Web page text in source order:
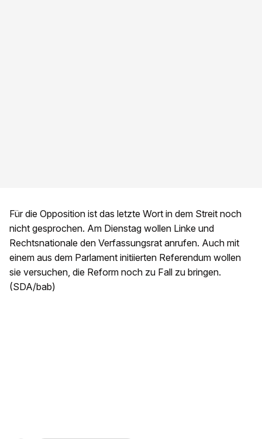
Für die Opposition ist das letzte Wort in dem Streit noch
nicht gesprochen. Am Dienstag wollen Linke und
Rechtsnationale den Verfassungsrat anrufen. Auch mit
einem aus dem Parlament initiierten Referendum wollen
sie versuchen, die Reform noch zu Fall zu bringen.
(SDA/bab)